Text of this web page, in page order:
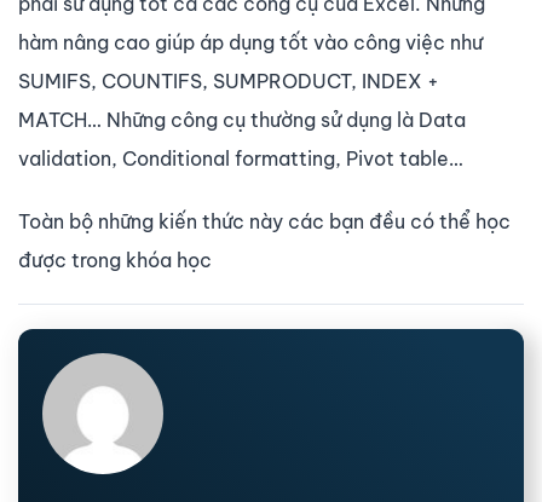
hàm nâng cao giúp áp dụng tốt vào công việc như
SUMIFS, COUNTIFS, SUMPRODUCT, INDEX +
MATCH… Những công cụ thường sử dụng là Data
validation, Conditional formatting, Pivot table…
Toàn bộ những kiến thức này các bạn đều có thể học
được trong khóa học